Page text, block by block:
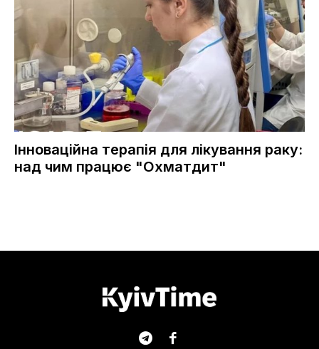
Інноваційна терапія для лікування раку:
над чим працює "Охматдит"